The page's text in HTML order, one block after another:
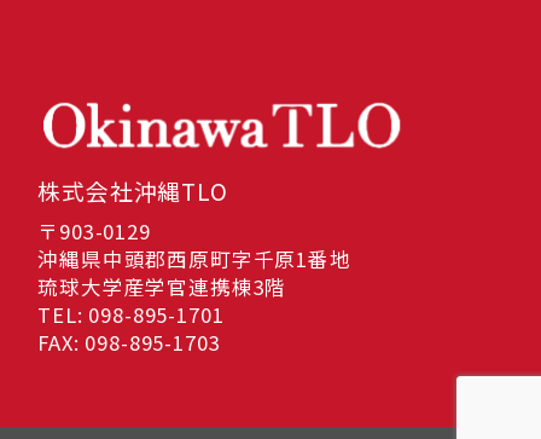
株式会社沖縄TLO
〒903-0129
沖縄県中頭郡西原町字千原1番地
琉球大学産学官連携棟3階
TEL: 098-895-1701
FAX: 098-895-1703